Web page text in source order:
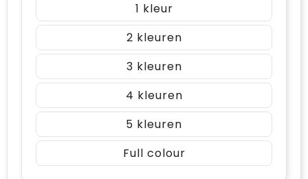
1
2
3
4
5
Full colour